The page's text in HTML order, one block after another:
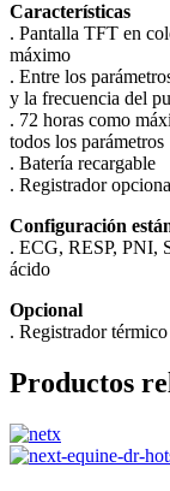
Características
. Pantalla TFT en
máximo
. Entre los
y la frecuencia del
. 72 horas como
todos los parámetros
. Batería recargable
. Registrador
Configuración
. ECG, RESP, PNI,
ácido
Opcional
. Registrador
Productos